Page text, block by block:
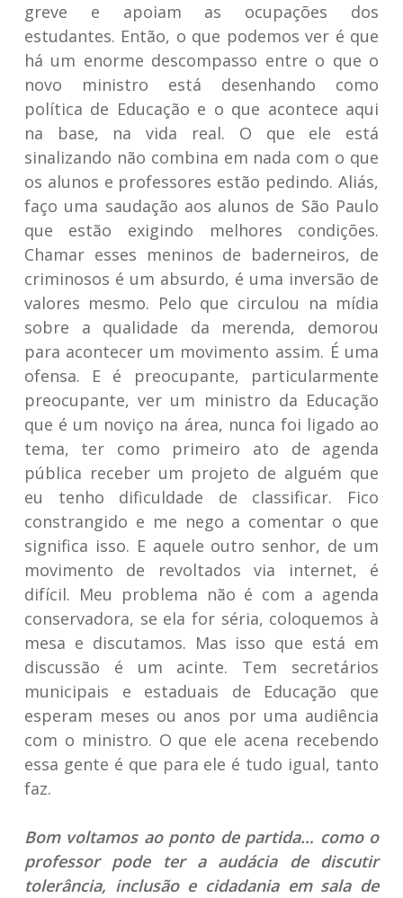
greve e apoiam as ocupações dos
estudantes. Então, o que podemos ver é que
há um enorme descompasso entre o que o
novo ministro está desenhando como
política de Educação e o que acontece aqui
na base, na vida real. O que ele está
sinalizando não combina em nada com o que
os alunos e professores estão pedindo. Aliás,
faço uma saudação aos alunos de São Paulo
que estão exigindo melhores condições.
Chamar esses meninos de baderneiros, de
criminosos é um absurdo, é uma inversão de
valores mesmo. Pelo que circulou na mídia
sobre a qualidade da merenda, demorou
para acontecer um movimento assim. É uma
ofensa. E é preocupante, particularmente
preocupante, ver um ministro da Educação
que é um noviço na área, nunca foi ligado ao
tema, ter como primeiro ato de agenda
pública receber um projeto de alguém que
eu tenho dificuldade de classificar. Fico
constrangido e me nego a comentar o que
significa isso. E aquele outro senhor, de um
movimento de revoltados via internet, é
difícil. Meu problema não é com a agenda
conservadora, se ela for séria, coloquemos à
mesa e discutamos. Mas isso que está em
discussão é um acinte. Tem secretários
municipais e estaduais de Educação que
esperam meses ou anos por uma audiência
com o ministro. O que ele acena recebendo
essa gente é que para ele é tudo igual, tanto
faz.
Bom voltamos ao ponto de partida… como o
professor pode ter a audácia de discutir
tolerância, inclusão e cidadania em sala de